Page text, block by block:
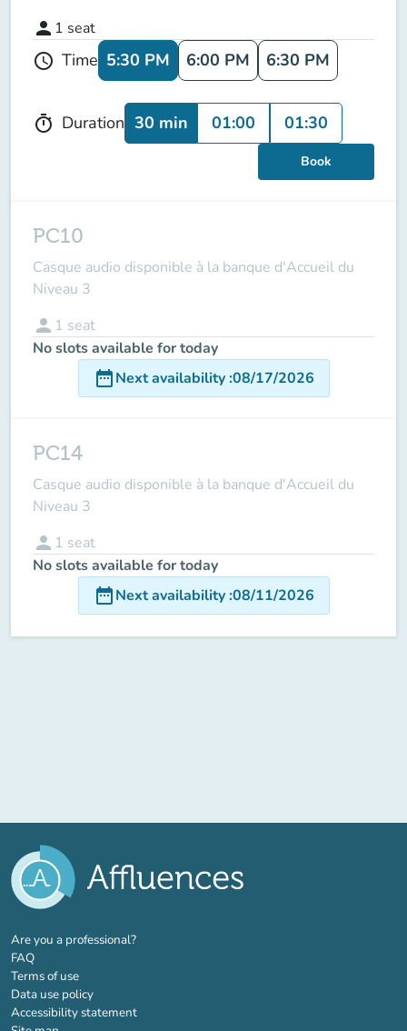
person 1 seat
schedule Time 5:30 PM 6:00 PM 6:30 PM
timer Duration 30 min 01:00 01:30
Book
PC10
Casque audio disponible à la banque d'Accueil du
Niveau 3
person 1 seat
No slots available for today
date_rangeNext availability:08/17/2026
PC14
Casque audio disponible à la banque d'Accueil du
Niveau 3
person 1 seat
No slots available for today
date_rangeNext availability:08/11/2026
Are you a professional?(new tab)
FAQ
Terms of use
Data use policy
Accessibility statement